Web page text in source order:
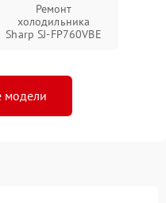
Ремонт
холодильника
Sharp SJ-FP760VBE
модели